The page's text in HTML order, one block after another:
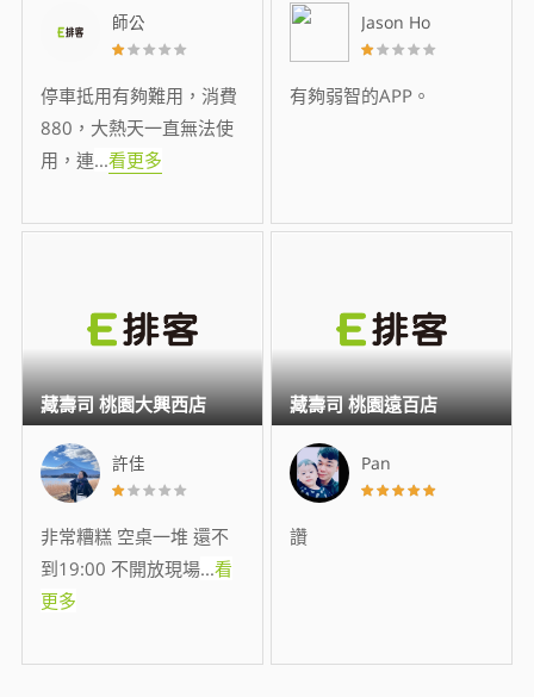
師公
停車抵用有夠難用，消費
880，大熱天一直無法使
用，連...看更多
Jason Ho
有夠弱智的APP。
許佳
非常糟糕 空桌一堆 還不
到19:00 不開放現場...看
更多
藏壽司 桃園大興西店
Pan
讚
藏壽司 桃園遠百店